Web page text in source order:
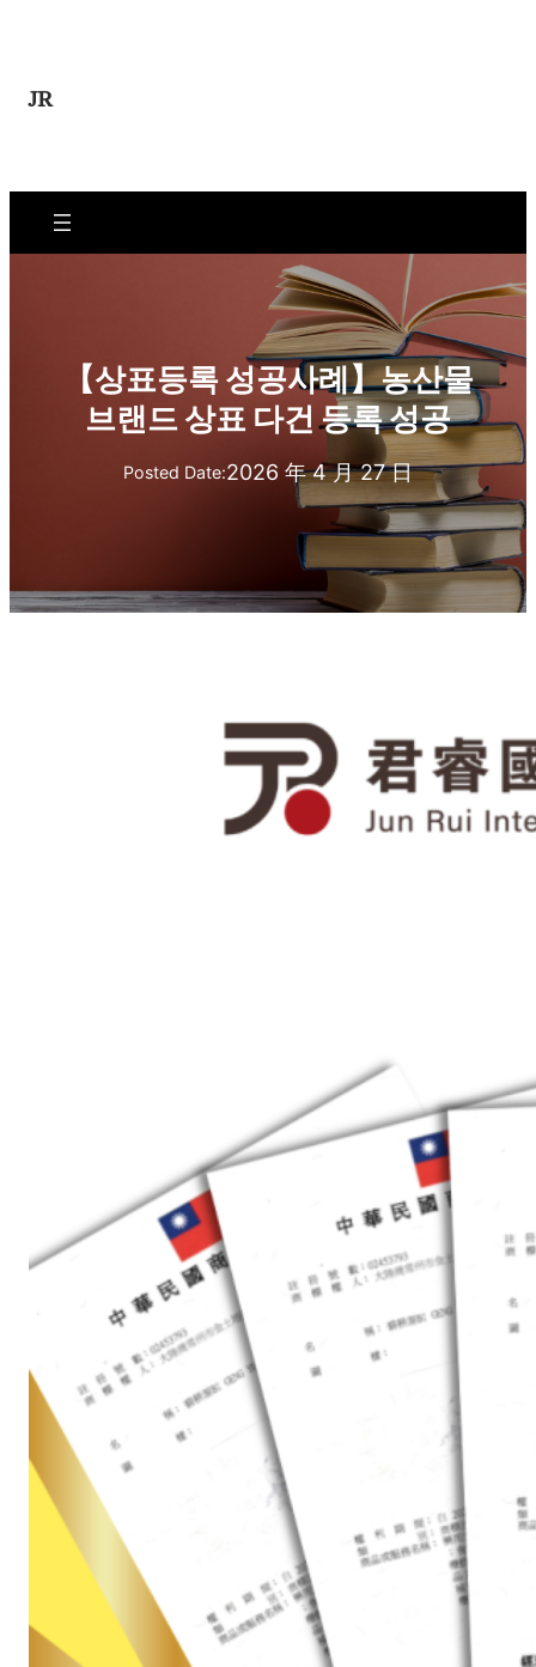
가
JR
【상표등록 성공사례】농산물
브랜드 상표 다건 등록 성공
Posted Date:2026 年 4 月 27 日